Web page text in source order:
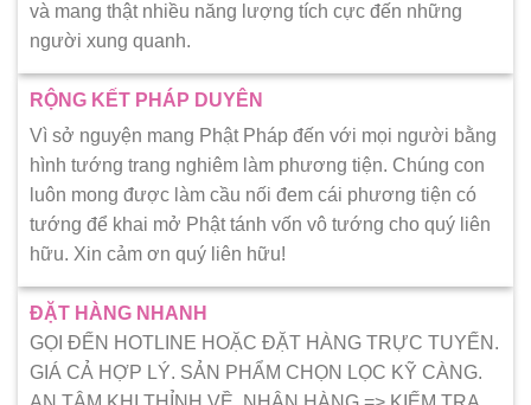
và mang thật nhiều năng lượng tích cực đến những
người xung quanh.
RỘNG KẾT PHÁP DUYÊN
Vì sở nguyện mang Phật Pháp đến với mọi người bằng
hình tướng trang nghiêm làm phương tiện. Chúng con
luôn mong được làm cầu nối đem cái phương tiện có
tướng để khai mở Phật tánh vốn vô tướng cho quý liên
hữu. Xin cảm ơn quý liên hữu!
ĐẶT HÀNG NHANH
GỌI ĐẾN HOTLINE HOẶC ĐẶT HÀNG TRỰC TUYẾN.
GIÁ CẢ HỢP LÝ. SẢN PHẨM CHỌN LỌC KỸ CÀNG.